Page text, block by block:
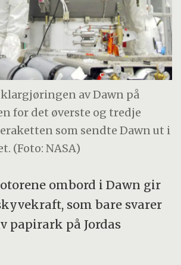
av Dawn på
for det øverste og tredje
som sendte Dawn ut i
(Foto: NASA)
ombord i Dawn gir
som bare svarer
papirark på Jordas